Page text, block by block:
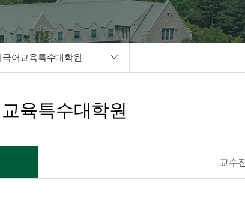
국어교육특수대학원
육특수대학원
교수진